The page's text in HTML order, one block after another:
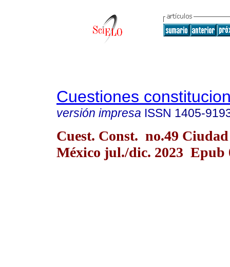
Cuestiones
versión impresa ISSN 1405-
Cuest. Const. no.49
México jul./dic. 2023 Epub